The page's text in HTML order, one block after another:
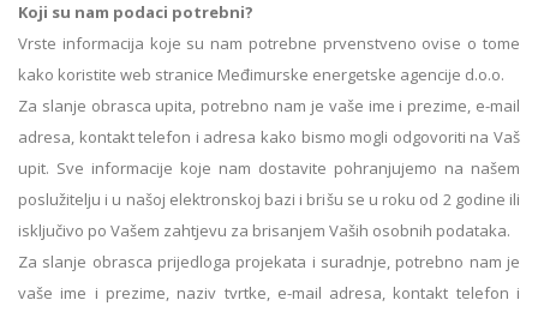
Koji su nam podaci potrebni?
Vrste informacija koje su nam potrebne prvenstveno ovise o tome
kako koristite web stranice Međimurske energetske agencije d.o.o.
Za slanje obrasca upita, potrebno nam je vaše ime i prezime, e-mail
adresa, kontakt telefon i adresa kako bismo mogli odgovoriti na Vaš
upit. Sve informacije koje nam dostavite pohranjujemo na našem
poslužitelju i u našoj elektronskoj bazi i brišu se u roku od 2 godine ili
isključivo po Vašem zahtjevu za brisanjem Vaših osobnih podataka.
Za slanje obrasca prijedloga projekata i suradnje, potrebno nam je
vaše ime i prezime, naziv tvrtke, e-mail adresa, kontakt telefon i